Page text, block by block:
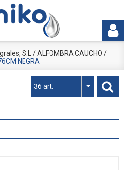
S.L /ALFOMBRA CAUCHO /
NEGRA
36 art.